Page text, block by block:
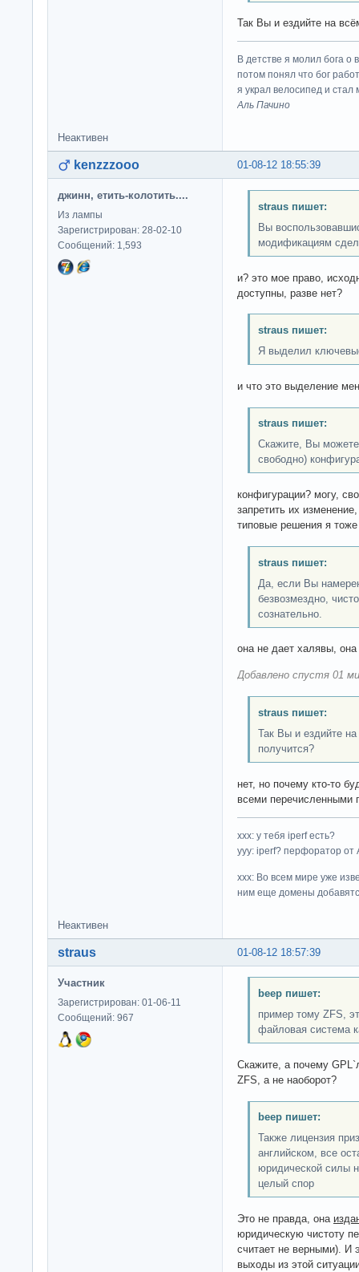
Так Вы и ездийте на
В детстве я молил бога о
потом понял что бог
я украл велосипед и стал
Аль Пачино
Неактивен
01-08-12 18:55:39
kenzzzooo
джинн, етить-колотить....
Из лампы
Зарегистрирован: 28-02-10
Сообщений: 1,593
straus пишет:
Вы
модификациям
и? это мое право,
доступны, разве нет?
straus пишет:
Я выделил
и что это выделение
straus пишет:
Скажите, Вы можете
свободно)
конфигурации? могу,
запретить их
типовые решения я
straus пишет:
Да, если Вы
безвозмездно,
сознательно.
она не дает халявы,
Добавлено спустя 01
straus пишет:
Так Вы и ездийте
получится?
нет, но почему кто-то
всеми перечисленными
ххх: у тебя iperf есть?
yyy: iperf? перфоратор от
xxx: Во всем мире уже
ним еще домены
Неактивен
01-08-12 18:57:39
straus
Участник
Зарегистрирован: 01-06-11
Сообщений: 967
beep пишет:
пример тому ZFS,
файловая система
Скажите, а почему
ZFS, а не наоборот?
beep пишет:
Также лицензия
английском, все
юридической силы
целый спор
Это не правда, она
юридическую чистоту
считает не верными). И
выходы из этой